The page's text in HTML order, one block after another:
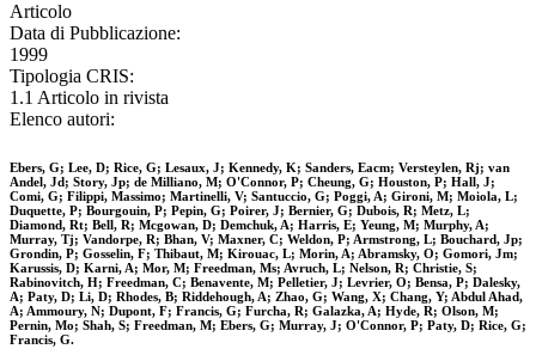
Articolo
Data di Pubblicazione:
1999
Tipologia CRIS:
1.1 Articolo in rivista
Elenco autori:
Ebers, G; Lee, D; Rice, G; Lesaux, J; Kennedy, K; Sanders, Eacm; Versteylen, Rj; van
Andel, Jd; Story, Jp; de Milliano, M; O'Connor, P; Cheung, G; Houston, P; Hall, J;
Comi, G; Filippi, Massimo; Martinelli, V; Santuccio, G; Poggi, A; Gironi, M; Moiola, L;
Duquette, P; Bourgouin, P; Pepin, G; Poirer, J; Bernier, G; Dubois, R; Metz, L;
Diamond, Rt; Bell, R; Mcgowan, D; Demchuk, A; Harris, E; Yeung, M; Murphy, A;
Murray, Tj; Vandorpe, R; Bhan, V; Maxner, C; Weldon, P; Armstrong, L; Bouchard, Jp;
Grondin, P; Gosselin, F; Thibaut, M; Kirouac, L; Morin, A; Abramsky, O; Gomori, Jm;
Karussis, D; Karni, A; Mor, M; Freedman, Ms; Avruch, L; Nelson, R; Christie, S;
Rabinovitch, H; Freedman, C; Benavente, M; Pelletier, J; Levrier, O; Bensa, P; Dalesky,
A; Paty, D; Li, D; Rhodes, B; Riddehough, A; Zhao, G; Wang, X; Chang, Y; Abdul Ahad,
A; Ammoury, N; Dupont, F; Francis, G; Furcha, R; Galazka, A; Hyde, R; Olson, M;
Pernin, Mo; Shah, S; Freedman, M; Ebers, G; Murray, J; O'Connor, P; Paty, D; Rice, G;
Francis, G.